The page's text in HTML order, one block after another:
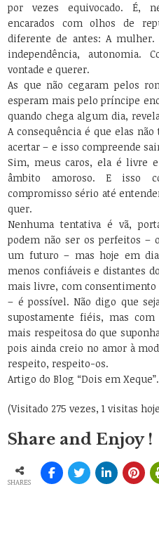
por vezes equivocado. É,
encarados com olhos de
diferente de antes: A mulher.
independência, autonomia.
vontade e querer.
As que não cegaram pelos
esperam mais pelo príncipe
quando chega algum dia,
A consequência é que elas
acertar – e isso compreende
Sim, meus caros, ela é livre
âmbito amoroso. E isso
compromisso sério até
quer.
Nenhuma tentativa é vã,
podem não ser os perfeitos –
um futuro – mas hoje em
menos confiáveis e distantes
mais livre, com consentimento
– é possível. Não digo que
supostamente fiéis, mas
mais respeitosa do que
pois ainda creio no amor à
respeito, respeito-os.
Artigo do Blog “Dois em
(Visitado 275 vezes, 1 visitas
Share and Enjoy !
SHARES